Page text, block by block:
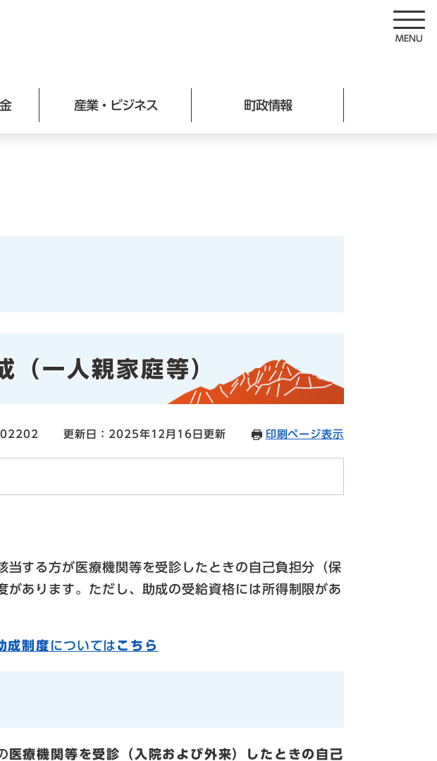
産業・ビジネス 町政情報
（一人親家庭等）
更新日：2025年12月16日更新 印刷ページ表示
当する方が医療機関等を受診したときの自己負担分（保
があります。ただし、助成の受給資格には所得制限があ
成制度 については こちら
医療機関等を受診（入院および外来）したときの自己